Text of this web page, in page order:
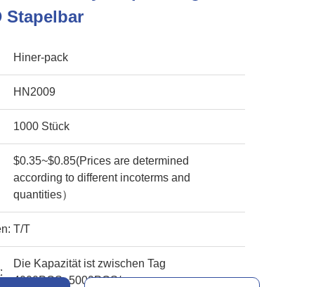
Stapelbar
Hiner-pack
HN2009
1000 Stück
$0.35~$0.85(Prices are determined
according to different incoterms and
quantities）
T/T
Die Kapazität ist zwischen Tag
4000PCS~5000PCS/per